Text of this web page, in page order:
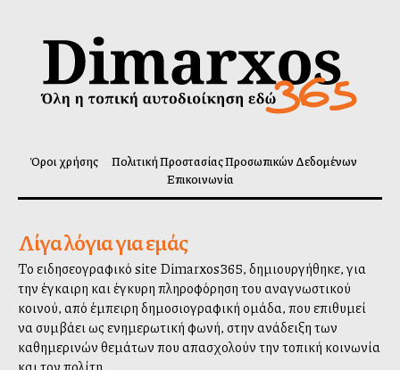
Όροι χρήσης
Πολιτική Προστασίας Προσωπικών Δεδομένων
Επικοινωνία
Λίγα λόγια για εμάς
Το ειδησεογραφικό site Dimarxos365, δημιουργήθηκε, για
την έγκαιρη και έγκυρη πληροφόρηση του αναγνωστικού
κοινού, από έμπειρη δημοσιογραφική ομάδα, που επιθυμεί
να συμβάλλει ως ενημερωτική φωνή, στην ανάδειξη των
καθημερινών θεμάτων που απασχολούν την τοπική κοινωνία
και τον πολίτη.